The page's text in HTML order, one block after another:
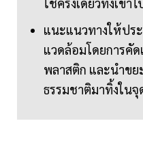
แนะแนวทางให้ปร
แวดล้อมโดยการคั
พลาสติก และนำขย
ธรรมชาติมาทิ้งในจุ